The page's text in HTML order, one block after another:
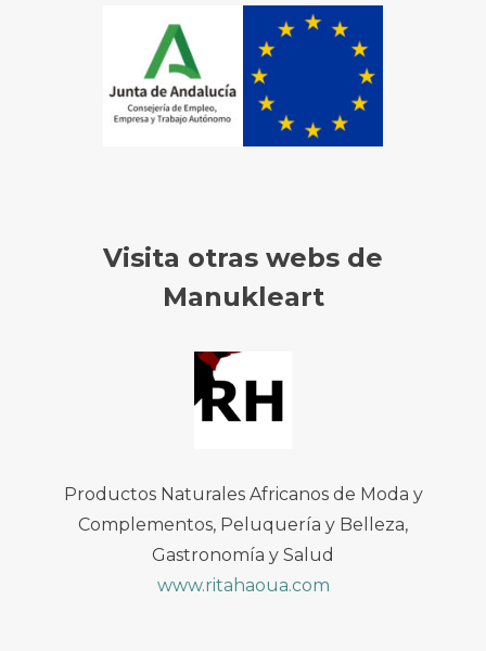
Visita otras webs de
Manukleart
Productos Naturales Africanos de Moda y
Complementos, Peluquería y Belleza,
Gastronomía y Salud
www.ritahaoua.com